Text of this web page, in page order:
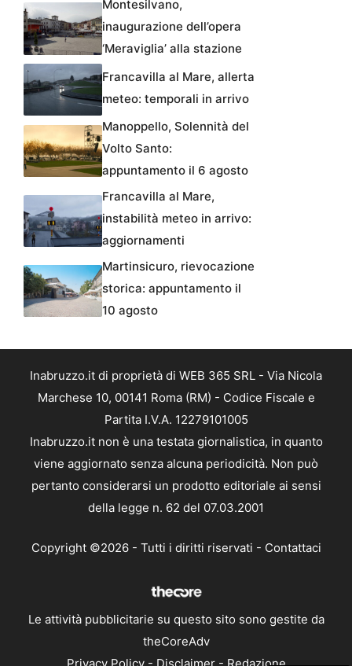
Montesilvano,
inaugurazione dell’opera
‘Meraviglia’ alla stazione
Francavilla al Mare, allerta
meteo: temporali in arrivo
Manoppello, Solennità del
Volto Santo:
appuntamento il 6 agosto
Francavilla al Mare,
instabilità meteo in arrivo:
aggiornamenti
Martinsicuro, rievocazione
storica: appuntamento il
10 agosto
Inabruzzo.it di proprietà di WEB 365 SRL - Via Nicola
Marchese 10, 00141 Roma (RM) - Codice Fiscale e
Partita I.V.A. 12279101005
Inabruzzo.it non è una testata giornalistica, in quanto
viene aggiornato senza alcuna periodicità. Non può
pertanto considerarsi un prodotto editoriale ai sensi
della legge n. 62 del 07.03.2001
Copyright ©2026 - Tutti i diritti riservati - Contattaci
Le attività pubblicitarie su questo sito sono gestite da
theCoreAdv